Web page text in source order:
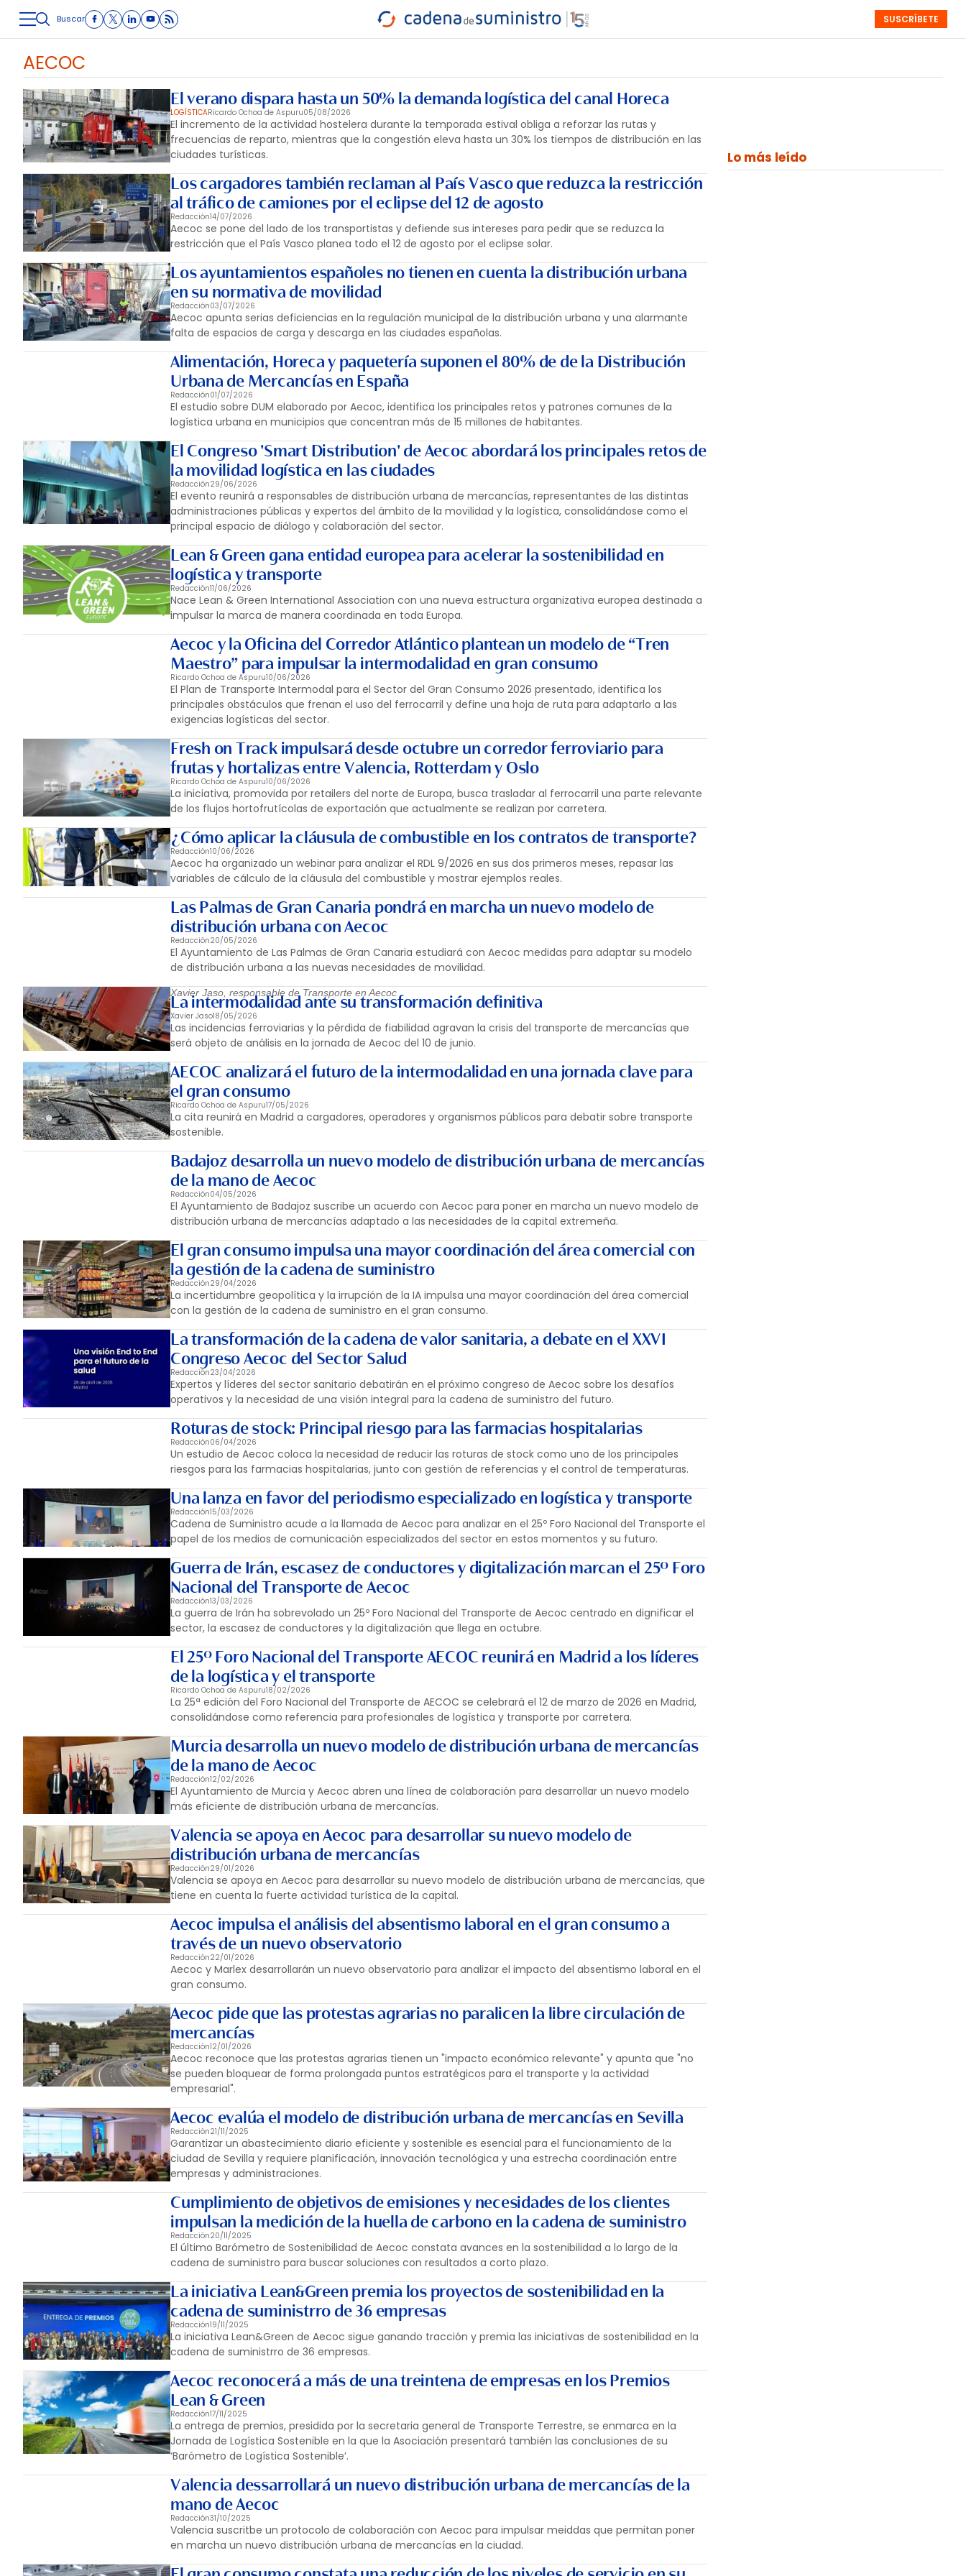
LOGÍSTICA INMOLOGÍSTICA INTRALOGÍSTICA CARRETERA
CARRETERA
MARÍTIMO INTERMODAL PROTAGONISTAS
SEMANALES
MONOGRÁFICOS EVENTOS
SUSCRÍBETE
Buscar
AECOC
El verano dispara hasta un 50% la demanda logística del canal Horeca
LOGÍSTICARicardo Ochoa de Aspuru05/08/2026
El incremento de la actividad hostelera durante la temporada estival obliga a reforzar las rutas y
frecuencias de reparto, mientras que la congestión eleva hasta un 30% los tiempos de distribución en las
ciudades turísticas.
Los cargadores también reclaman al País Vasco que reduzca la restricción
al tráfico de camiones por el eclipse del 12 de agosto
Redacción14/07/2026
Aecoc se pone del lado de los transportistas y defiende sus intereses para pedir que se reduzca la
restricción que el País Vasco planea todo el 12 de agosto por el eclipse solar.
Los ayuntamientos españoles no tienen en cuenta la distribución urbana
en su normativa de movilidad
Redacción03/07/2026
Aecoc apunta serias deficiencias en la regulación municipal de la distribución urbana y una alarmante
falta de espacios de carga y descarga en las ciudades españolas.
Alimentación, Horeca y paquetería suponen el 80% de de la Distribución
Urbana de Mercancías en España
Redacción01/07/2026
El estudio sobre DUM elaborado por Aecoc, identifica los principales retos y patrones comunes de la
logística urbana en municipios que concentran más de 15 millones de habitantes.
El Congreso 'Smart Distribution' de Aecoc abordará los principales retos de
la movilidad logística en las ciudades
Redacción29/06/2026
El evento reunirá a responsables de distribución urbana de mercancías, representantes de las distintas
administraciones públicas y expertos del ámbito de la movilidad y la logística, consolidándose como el
principal espacio de diálogo y colaboración del sector.
Lean & Green gana entidad europea para acelerar la sostenibilidad en
logística y transporte
Redacción11/06/2026
Nace Lean & Green International Association con una nueva estructura organizativa europea destinada a
impulsar la marca de manera coordinada en toda Europa.
Aecoc y la Oficina del Corredor Atlántico plantean un modelo de “Tren
Maestro” para impulsar la intermodalidad en gran consumo
Ricardo Ochoa de Aspuru10/06/2026
El Plan de Transporte Intermodal para el Sector del Gran Consumo 2026 presentado, identifica los
principales obstáculos que frenan el uso del ferrocarril y define una hoja de ruta para adaptarlo a las
exigencias logísticas del sector.
Fresh on Track impulsará desde octubre un corredor ferroviario para
frutas y hortalizas entre Valencia, Rotterdam y Oslo
Ricardo Ochoa de Aspuru10/06/2026
La iniciativa, promovida por retailers del norte de Europa, busca trasladar al ferrocarril una parte relevante
de los flujos hortofrutícolas de exportación que actualmente se realizan por carretera.
¿Cómo aplicar la cláusula de combustible en los contratos de transporte?
Redacción10/06/2026
Aecoc ha organizado un webinar para analizar el RDL 9/2026 en sus dos primeros meses, repasar las
variables de cálculo de la cláusula del combustible y mostrar ejemplos reales.
Las Palmas de Gran Canaria pondrá en marcha un nuevo modelo de
distribución urbana con Aecoc
Redacción20/05/2026
El Ayuntamiento de Las Palmas de Gran Canaria estudiará con Aecoc medidas para adaptar su modelo
de distribución urbana a las nuevas necesidades de movilidad.
Xavier Jaso, responsable de Transporte en Aecoc
La intermodalidad ante su transformación definitiva
Xavier Jaso18/05/2026
Las incidencias ferroviarias y la pérdida de fiabilidad agravan la crisis del transporte de mercancías que
será objeto de análisis en la jornada de Aecoc del 10 de junio.
AECOC analizará el futuro de la intermodalidad en una jornada clave para
el gran consumo
Ricardo Ochoa de Aspuru17/05/2026
La cita reunirá en Madrid a cargadores, operadores y organismos públicos para debatir sobre transporte
sostenible.
Badajoz desarrolla un nuevo modelo de distribución urbana de mercancías
de la mano de Aecoc
Redacción04/05/2026
El Ayuntamiento de Badajoz suscribe un acuerdo con Aecoc para poner en marcha un nuevo modelo de
distribución urbana de mercancías adaptado a las necesidades de la capital extremeña.
El gran consumo impulsa una mayor coordinación del área comercial con
la gestión de la cadena de suministro
Redacción29/04/2026
La incertidumbre geopolítica y la irrupción de la IA impulsa una mayor coordinación del área comercial
con la gestión de la cadena de suministro en el gran consumo.
La transformación de la cadena de valor sanitaria, a debate en el XXVI
Congreso Aecoc del Sector Salud
Redacción23/04/2026
Expertos y líderes del sector sanitario debatirán en el próximo congreso de Aecoc sobre los desafíos
operativos y la necesidad de una visión integral para la cadena de suministro del futuro.
Roturas de stock: Principal riesgo para las farmacias hospitalarias
Redacción06/04/2026
Un estudio de Aecoc coloca la necesidad de reducir las roturas de stock como uno de los principales
riesgos para las farmacias hospitalarias, junto con gestión de referencias y el control de temperaturas.
Una lanza en favor del periodismo especializado en logística y transporte
Redacción15/03/2026
Cadena de Suministro acude a la llamada de Aecoc para analizar en el 25º Foro Nacional del Transporte el
papel de los medios de comunicación especializados del sector en estos momentos y su futuro.
Guerra de Irán, escasez de conductores y digitalización marcan el 25º Foro
Nacional del Transporte de Aecoc
Redacción13/03/2026
La guerra de Irán ha sobrevolado un 25º Foro Nacional del Transporte de Aecoc centrado en dignificar el
sector, la escasez de conductores y la digitalización que llega en octubre.
El 25º Foro Nacional del Transporte AECOC reunirá en Madrid a los líderes
de la logística y el transporte
Ricardo Ochoa de Aspuru18/02/2026
La 25ª edición del Foro Nacional del Transporte de AECOC se celebrará el 12 de marzo de 2026 en Madrid,
consolidándose como referencia para profesionales de logística y transporte por carretera.
Murcia desarrolla un nuevo modelo de distribución urbana de mercancías
de la mano de Aecoc
Redacción12/02/2026
El Ayuntamiento de Murcia y Aecoc abren una línea de colaboración para desarrollar un nuevo modelo
más eficiente de distribución urbana de mercancías.
Valencia se apoya en Aecoc para desarrollar su nuevo modelo de
distribución urbana de mercancías
Redacción29/01/2026
Valencia se apoya en Aecoc para desarrollar su nuevo modelo de distribución urbana de mercancías, que
tiene en cuenta la fuerte actividad turística de la capital.
Aecoc impulsa el análisis del absentismo laboral en el gran consumo a
través de un nuevo observatorio
Redacción22/01/2026
Aecoc y Marlex desarrollarán un nuevo observatorio para analizar el impacto del absentismo laboral en el
gran consumo.
Aecoc pide que las protestas agrarias no paralicen la libre circulación de
mercancías
Redacción12/01/2026
Aecoc reconoce que las protestas agrarias tienen un "impacto económico relevante" y apunta que "no
se pueden bloquear de forma prolongada puntos estratégicos para el transporte y la actividad
empresarial".
Aecoc evalúa el modelo de distribución urbana de mercancías en Sevilla
Redacción21/11/2025
Garantizar un abastecimiento diario eficiente y sostenible es esencial para el funcionamiento de la
ciudad de Sevilla y requiere planificación, innovación tecnológica y una estrecha coordinación entre
empresas y administraciones.
Cumplimiento de objetivos de emisiones y necesidades de los clientes
impulsan la medición de la huella de carbono en la cadena de suministro
Redacción20/11/2025
El último Barómetro de Sostenibilidad de Aecoc constata avances en la sostenibilidad a lo largo de la
cadena de suministro para buscar soluciones con resultados a corto plazo.
La iniciativa Lean&Green premia los proyectos de sostenibilidad en la
cadena de suministrro de 36 empresas
Redacción19/11/2025
La iniciativa Lean&Green de Aecoc sigue ganando tracción y premia las iniciativas de sostenibilidad en la
cadena de suministrro de 36 empresas.
Aecoc reconocerá a más de una treintena de empresas en los Premios
Lean & Green
Redacción17/11/2025
La entrega de premios, presidida por la secretaria general de Transporte Terrestre, se enmarca en la
Jornada de Logística Sostenible en la que la Asociación presentará también las conclusiones de su
‘Barómetro de Logística Sostenible’.
Valencia dessarrollará un nuevo distribución urbana de mercancías de la
mano de Aecoc
Redacción31/10/2025
Valencia suscritbe un protocolo de colaboración con Aecoc para impulsar meiddas que permitan poner
en marcha un nuevo distribución urbana de mercancías en la ciudad.
Lo más leído